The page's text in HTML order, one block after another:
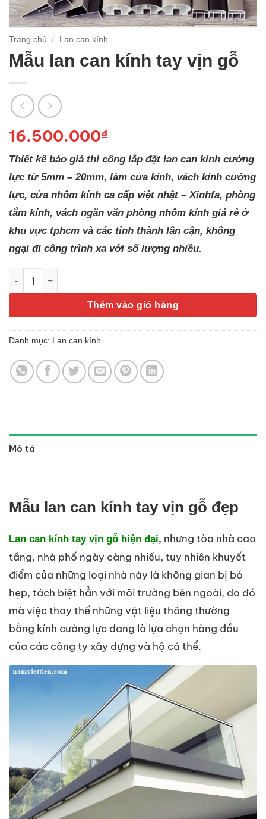
Trang chủ / Lan can kính
Mẫu lan can kính tay vịn gỗ
16.500.000₫
Thiết kế báo giá thi công lắp đặt lan can kính cường
lực từ 5mm – 20mm, làm cửa kính, vách kính cường
lực, cửa nhôm kính ca cấp việt nhật – Xinhfa, phòng
tắm kính, vách ngăn văn phòng nhôm kính giá rẻ ở
khu vực tphcm và các tỉnh thành lân cận, không
ngại đi công trình xa với số lượng nhiều.
Mẫu lan can kính tay vịn gỗ số lượng
Thêm vào giỏ hàng
Danh mục: Lan can kính
Mô tả
Mẫu lan can kính tay vịn gỗ đẹp
Lan can kính tay vịn gỗ hiện đại, nhưng tòa nhà cao
tầng, nhà phố ngày càng nhiều, tuy nhiên khuyết
điểm của những loại nhà này là không gian bị bó
hẹp, tách biệt hẳn với môi trường bên ngoài, do đó
mà việc thay thế những vật liệu thông thường
bằng kính cường lực đang là lựa chọn hàng đầu
của các công ty xây dựng và hộ cá thể.